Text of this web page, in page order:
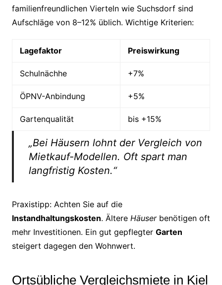
familienfreundlichen Vierteln wie Suchsdorf sind
Aufschläge von 8–12% üblich. Wichtige Kriterien:
Lagefaktor Preiswirkung
Schulnächhe +7%
ÖPNV-Anbindung +5%
Gartenqualität bis +15%
„Bei Häusern lohnt der Vergleich von
Mietkauf-Modellen. Oft spart man
langfristig Kosten.“
Praxistipp: Achten Sie auf die
Instandhaltungskosten. Ältere Häuserbenötigen oft
mehr Investitionen. Ein gut gepflegter Garten
steigert dagegen den Wohnwert.
Ortsübliche Vergleichsmiete in Kiel